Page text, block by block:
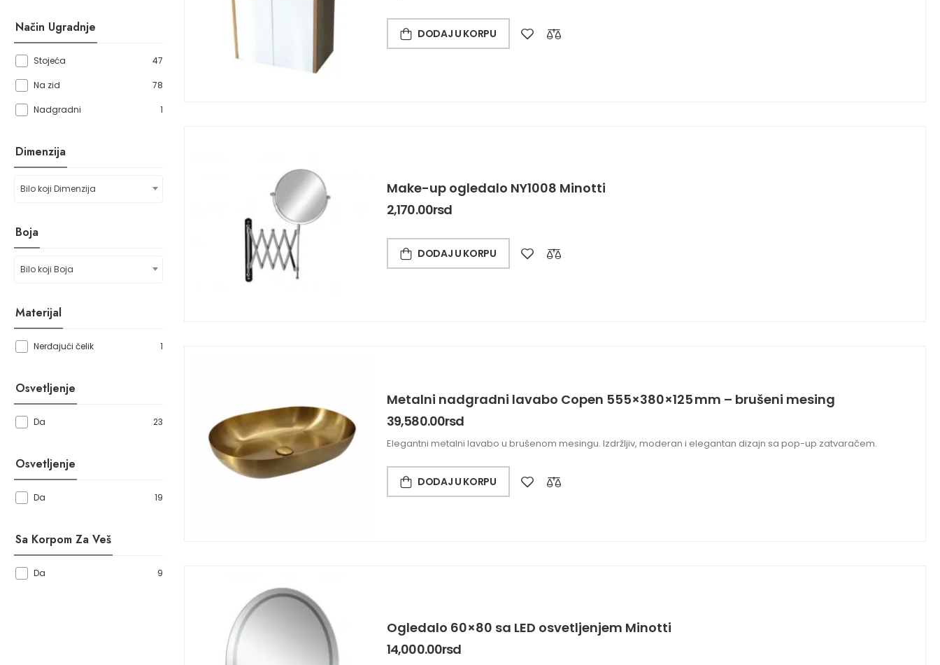
Način Ugradnje
Stojeća 47
Na zid 78
Nadgradni 1
Dimenzija
Bilo koji Dimenzija
Boja
Bilo koji Boja
Materijal
Nerđajući čelik 1
Osvetljenje
Da 23
Osvetljenje
Da 19
Sa Korpom Za Veš
Da 9
DODAJ U KORPU
Make-up ogledalo NY1008 Minotti
2,170.00rsd
DODAJ U KORPU
Metalni nadgradni lavabo Copen 555×380×125 mm – brušeni mesing
39,580.00rsd
Elegantni metalni lavabo u brušenom mesingu. Izdržljiv, moderan i elegantan dizajn sa pop-up zatvaračem.
DODAJ U KORPU
Ogledalo 60×80 sa LED osvetljenjem Minotti
14,000.00rsd